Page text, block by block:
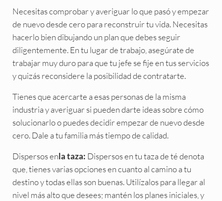
Necesitas comprobar y averiguar lo que pasó y empezar
de nuevo desde cero para reconstruir tu vida. Necesitas
hacerlo bien dibujando un plan que debes seguir
diligentemente. En tu lugar de trabajo, asegúrate de
trabajar muy duro para que tu jefe se fije en tus servicios
y quizás reconsidere la posibilidad de contratarte.
Tienes que acercarte a esas personas de la misma
industria y averiguar si pueden darte ideas sobre cómo
solucionarlo o puedes decidir empezar de nuevo desde
cero. Dale a tu familia más tiempo de calidad.
Dispersos en la taza: Dispersos en tu taza de té denota
que, tienes varias opciones en cuanto al camino a tu
destino y todas ellas son buenas. Utilízalos para llegar al
nivel más alto que desees; mantén los planes iniciales, y